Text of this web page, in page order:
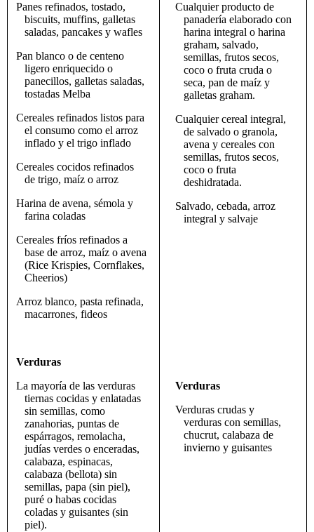
Panes refinados, tostado,
biscuits, muffins, galletas
saladas, pancakes y wafles
Pan blanco o de centeno
ligero enriquecido o
panecillos, galletas saladas,
tostadas Melba
Cereales refinados listos para
el consumo como el arroz
inflado y el trigo inflado
Cereales cocidos refinados
de trigo, maíz o arroz
Harina de avena, sémola y
farina coladas
Cereales fríos refinados a
base de arroz, maíz o avena
(Rice Krispies, Cornflakes,
Cheerios)
Arroz blanco, pasta refinada,
macarrones, fideos
Verduras
La mayoría de las verduras
tiernas cocidas y enlatadas
sin semillas, como
zanahorias, puntas de
espárragos, remolacha,
judías verdes o enceradas,
calabaza, espinacas,
calabaza (bellota) sin
semillas, papa (sin piel),
puré o habas cocidas
coladas y guisantes (sin
piel).
Cualquier producto de
panadería elaborado con
harina integral o harina
graham, salvado,
semillas, frutos secos,
coco o fruta cruda o
seca, pan de maíz y
galletas graham.
Cualquier cereal integral,
de salvado o granola,
avena y cereales con
semillas, frutos secos,
coco o fruta
deshidratada.
Salvado, cebada, arroz
integral y salvaje
Verduras
Verduras crudas y
verduras con semillas,
chucrut, calabaza de
invierno y guisantes